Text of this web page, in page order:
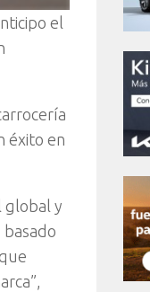
el
éxito en
global y